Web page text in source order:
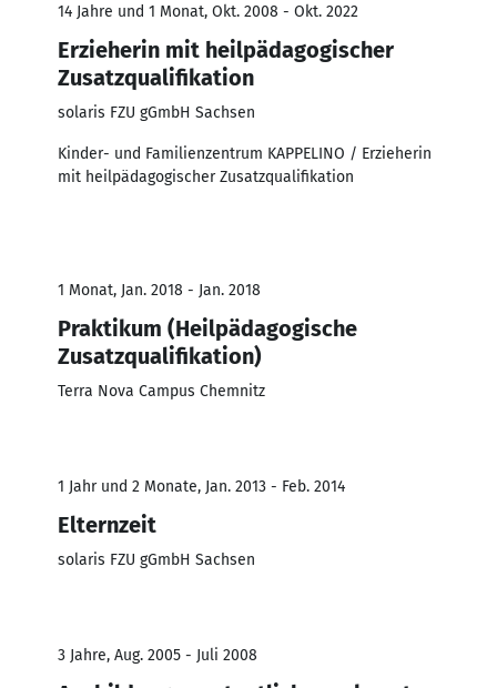
14 Jahre und 1 Monat, Okt. 2008 - Okt. 2022
Erzieherin mit heilpädagogischer
Zusatzqualifikation
solaris FZU gGmbH Sachsen
Kinder- und Familienzentrum KAPPELINO / Erzieherin
mit heilpädagogischer Zusatzqualifikation
1 Monat, Jan. 2018 - Jan. 2018
Praktikum (Heilpädagogische
Zusatzqualifikation)
Terra Nova Campus Chemnitz
1 Jahr und 2 Monate, Jan. 2013 - Feb. 2014
Elternzeit
solaris FZU gGmbH Sachsen
3 Jahre, Aug. 2005 - Juli 2008